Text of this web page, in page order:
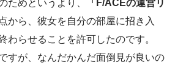
ためというより、
「F/ACEの運営リ
から、彼女を自分の部屋に招き入
わらせることを許可したのです。
すが、なんだかんだ面倒見が良いの